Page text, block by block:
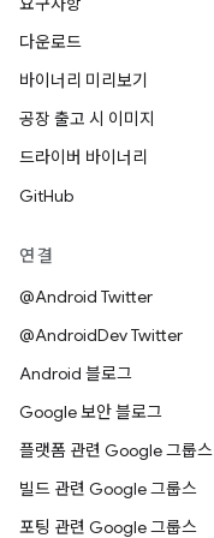
다운로드
바이너리 미리보기
공장 출고 시 이미지
드라이버 바이너리
GitHub
연결
@Android Twitter
@AndroidDev Twitter
Android 블로그
Google 보안 블로그
플랫폼 관련 Google 그룹스
빌드 관련 Google 그룹스
포팅 관련 Google 그룹스